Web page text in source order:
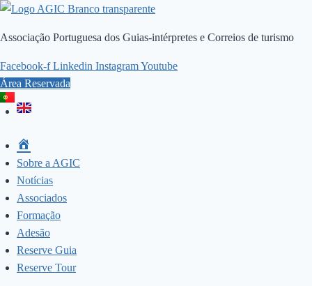
Skip
content
Associação Portuguesa dos Guias-intérpretes e Correios de turismo
Facebook-f Linkedin InstagramYoutube
Área Reservada
Sobre a AGIC
Notícias
Associados
Formação
Adesão
Reserve Guia
Reserve Tour